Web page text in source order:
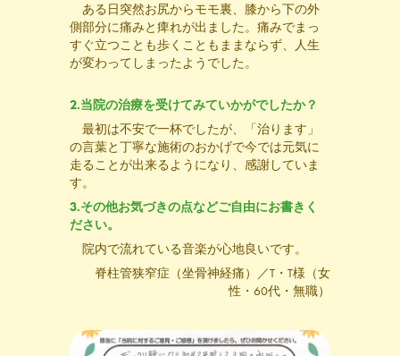
ある日突然お尻からモモ裏、膝から下の外
側部分に痛みと痺れが出ました。痛みでまっ
すぐ立つことも歩くこともままならず、人生
が変わってしまったようでした。
2.当院の治療を受けてみていかがでしたか？
最初は不安で一杯でしたが、「治ります」
の言葉と丁寧な施術のおかげで今では元気に
走ることが出来るようになり、感謝していま
す。
3.その他お気づきの点などご自由にお書きく
ださい。
院内で流れている音楽が心地良いです。
脊柱管狭窄症（坐骨神経痛）／T・T様（女
性・60代・無職）